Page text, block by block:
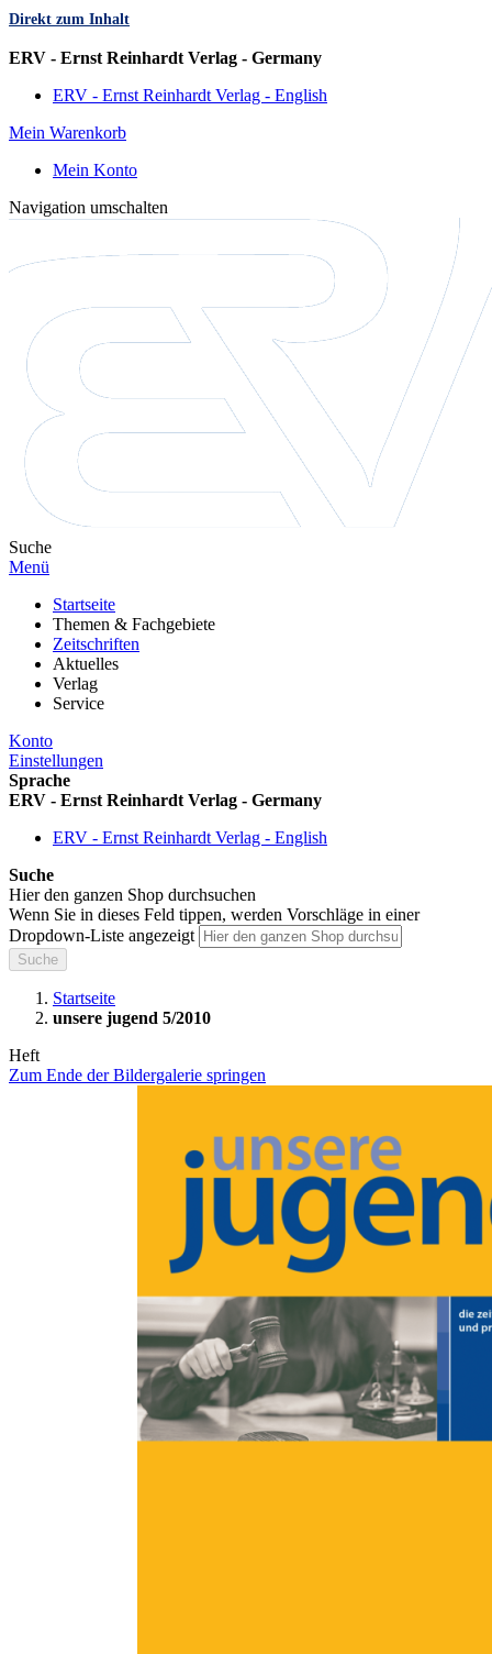
Direkt zum Inhalt
ERV - Ernst Reinhardt Verlag - Germany
ERV - Ernst Reinhardt Verlag - English
Mein Warenkorb
Mein Konto
Navigation umschalten
Suche
Menü
Startseite
Themen & Fachgebiete
Zeitschriften
Aktuelles
Verlag
Service
Konto
Einstellungen
Sprache
ERV - Ernst Reinhardt Verlag - Germany
ERV - Ernst Reinhardt Verlag - English
Suche
Hier den ganzen Shop durchsuchen
Wenn Sie in dieses Feld tippen, werden Vorschläge in einer
Dropdown-Liste angezeigt
Suche
Startseite
unsere jugend 5/2010
Heft
Zum Ende der Bildergalerie springen